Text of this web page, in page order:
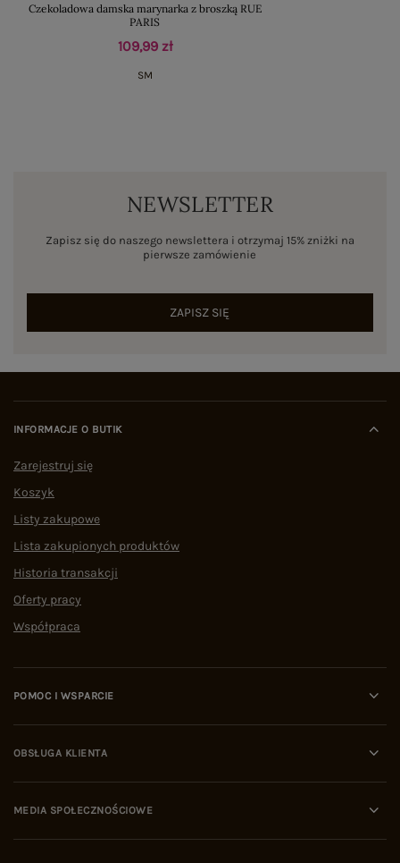
Czekoladowa damska marynarka z broszką RUE
PARIS
109,99 zł
SM
NEWSLETTER
Zapisz się do naszego newslettera i otrzymaj 15% zniżki na
pierwsze zamówienie
ZAPISZ SIĘ
INFORMACJE O BUTIK
Zarejestruj się
Koszyk
Listy zakupowe
Lista zakupionych produktów
Historia transakcji
Oferty pracy
Współpraca
POMOC I WSPARCIE
OBSŁUGA KLIENTA
MEDIA SPOŁECZNOŚCIOWE